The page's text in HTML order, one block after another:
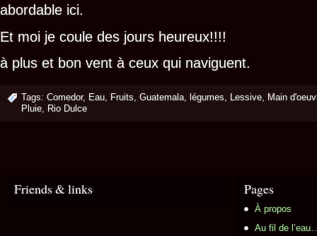
abordable ici.
Et moi je coule des jours heureux!!!!
à plus et bon vent à ceux qui naviguent.
Tags: Comedor, Eau, Fruits, Guatemala, légumes, Lessive, Main
Pluie, Rio Dulce
Friends & links Pages
À propos
Au fil de